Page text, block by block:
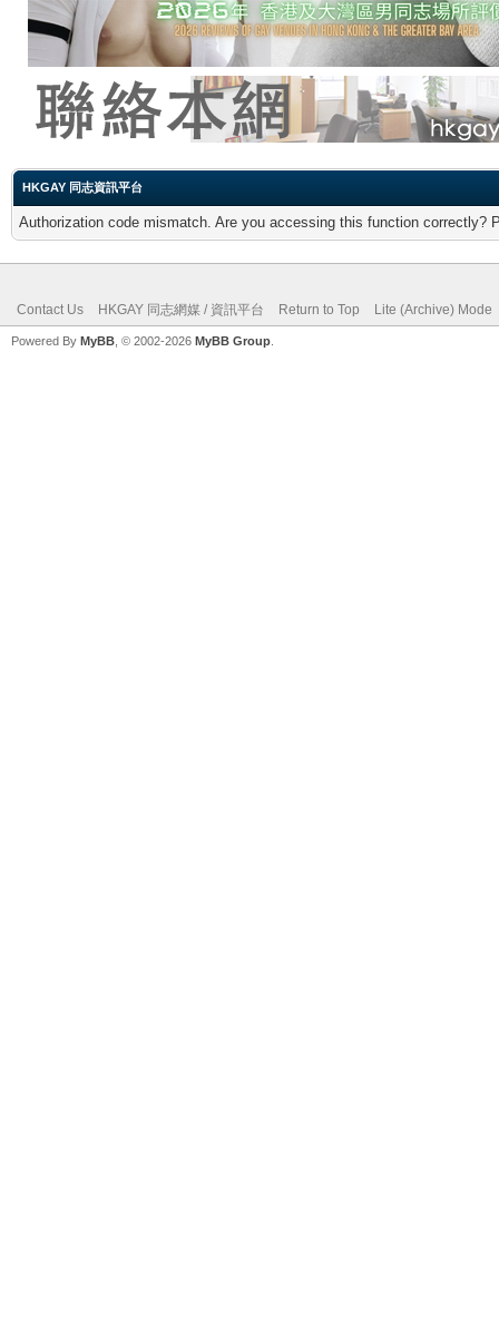
HKGAY 同志資訊平台
Authorization code mismatch. Are you accessing this function correctly?
Contact Us HKGAY 同志網媒 / 資訊平台 Return to Top Lite (Archive) Mode
Powered By MyBB , © 2002-2026 MyBB Group